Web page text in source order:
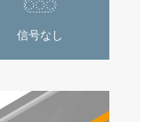
信号なし